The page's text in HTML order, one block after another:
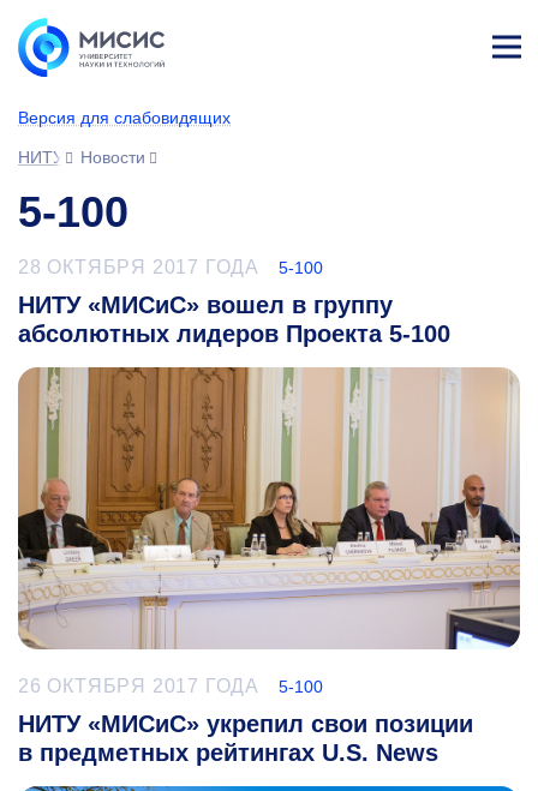
Версия для слабовидящих
НИТУ МИСИС
Новости
5-100
28 ОКТЯБРЯ 2017 ГОДА 5-100
НИТУ «МИСиС» вошел в группу
абсолютных лидеров Проекта 5-100
26 ОКТЯБРЯ 2017 ГОДА 5-100
НИТУ «МИСиС» укрепил свои позиции
в предметных рейтингах U.S. News